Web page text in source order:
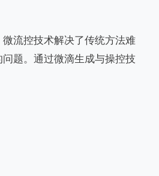
流控技术解决了传统方法难
题。通过微滴生成与操控技